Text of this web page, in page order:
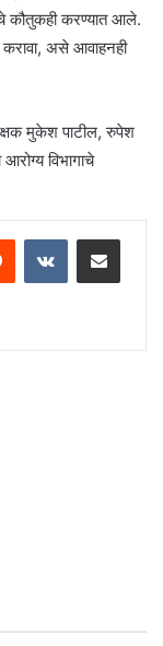
कौतुकही करण्यात आले.
करावा, असे आवाहनही
मुकेश पाटील, रुपेश
विभागाचे
Reddit VKontakteShare via Email